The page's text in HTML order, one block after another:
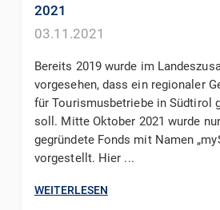
2021
03.11.2021
Bereits 2019 wurde im
vorgesehen, dass ein regionaler
für Tourismusbetriebe in Südtirol
soll. Mitte Oktober 2021 wurde
gegründete Fonds mit Namen
vorgestellt. Hier ...
WEITERLESEN